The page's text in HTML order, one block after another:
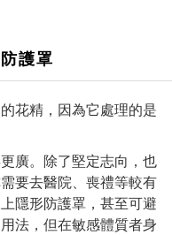
護罩
花精，因為它處理的是
廣。除了堅定志向，也
要去醫院、喪禮等較有
隱形防護罩，甚至可避
法，但在敏感體質者身